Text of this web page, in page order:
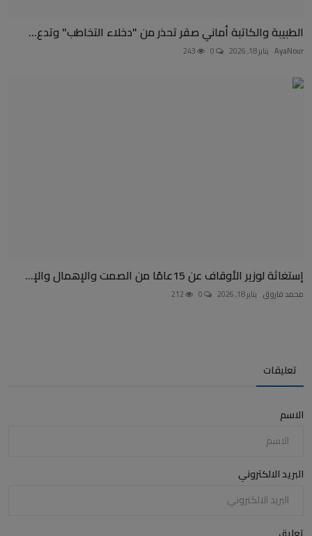
الطبيبة والكاتبة أماني صقر تحذر من "دخلاء التخاطب" وتدع...
AyaNour يناير 18, 2026
إستغاثة لوزير الأوقاف عن 15عامًا من الصمت والإهمال والإ...
محمد فاروق يناير 18, 2026
تعليقات
الاسم
البريد الالكتروني